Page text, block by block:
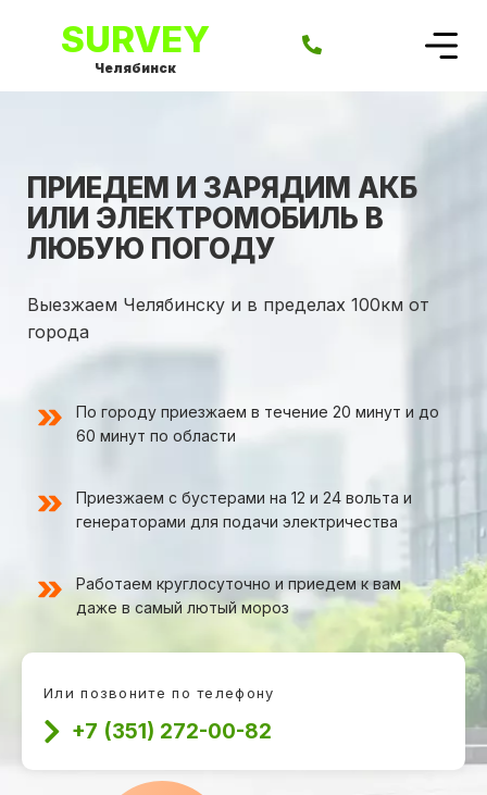
SURVEY
Челябинск
ПРИЕДЕМ И ЗАРЯДИМ АКБ
ИЛИ ЭЛЕКТРОМОБИЛЬ В
ЛЮБУЮ ПОГОДУ
Выезжаем Челябинску и в пределах 100км от
города
По городу приезжаем в течение 20 минут и до
60 минут по области
Приезжаем с бустерами на 12 и 24 вольта и
генераторами для подачи электричества
Работаем круглосуточно и приедем к вам
даже в самый лютый мороз
Или позвоните по телефону
+7 (351) 272-00-82